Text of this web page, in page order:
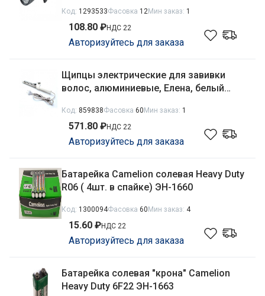
Код: 1293533Фасовка 12Мин заказ: 1
108.80 ₽НДС 22
Авторизуйтесь для заказа
Щипцы электрические для завивки
волос, алюминиевые, Елена, белый
Код: 859838Фасовка 60 Мин заказ: 1
571.80 ₽НДС 22
Авторизуйтесь для заказа
Батарейка Camelion солевая Heavy Duty
R06 ( 4шт. в спайке) ЭН-1660
Код: 1300094Фасовка 60 Мин заказ: 4
15.60 ₽НДС 22
Авторизуйтесь для заказа
Батарейка солевая "крона" Camelion
Heavy Duty 6F22 ЭН-1663